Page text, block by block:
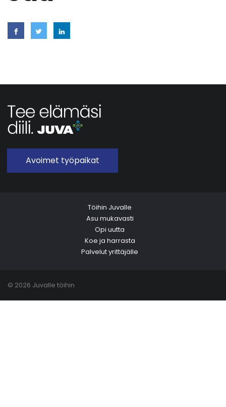
Avoimet työpaikat
Töihin Juvalle
Asu mukavasti
Opi uutta
Koe ja harrasta
Palvelut yrittäjälle
© 2026 Juvalle töihin